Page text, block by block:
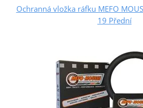
Ochranná vložka ráfku MEFO
19 Přední